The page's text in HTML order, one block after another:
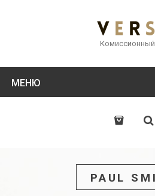
Комиссионный
МЕНЮ
PAUL